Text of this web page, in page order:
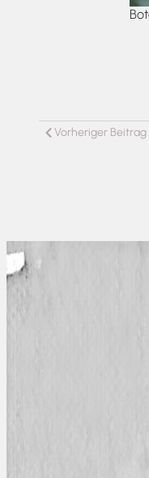
Vorheriger Beitrag